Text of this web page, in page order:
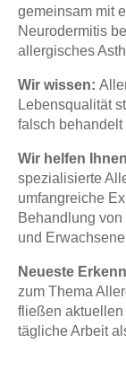
gemeinsam mit
Neurodermitis
allergisches
Wir wissen:
Lebensqualität
falsch behandelt
Wir helfen
spezialisierte
umfangreiche
Behandlung
und
Neueste
zum Thema
fließen
tägliche Arbeit